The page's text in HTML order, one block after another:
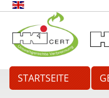
STARTSEITE